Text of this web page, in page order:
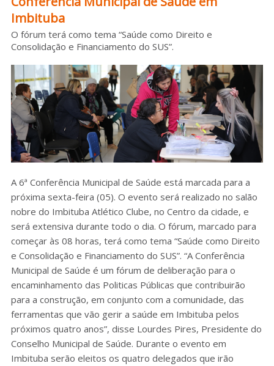
Imbituba
O fórum terá como tema “Saúde como Direito e
Consolidação e Financiamento do SUS”.
A 6ª Conferência Municipal de Saúde está marcada para a
próxima sexta-feira (05). O evento será realizado no salão
nobre do Imbituba Atlético Clube, no Centro da cidade, e
será extensiva durante todo o dia. O fórum, marcado para
começar às 08 horas, terá como tema “Saúde como Direito
e Consolidação e Financiamento do SUS”. “A Conferência
Municipal de Saúde é um fórum de deliberação para o
encaminhamento das Politicas Públicas que contribuirão
para a construção, em conjunto com a comunidade, das
ferramentas que vão gerir a saúde em Imbituba pelos
próximos quatro anos”, disse Lourdes Pires, Presidente do
Conselho Municipal de Saúde. Durante o evento em
Imbituba serão eleitos os quatro delegados que irão